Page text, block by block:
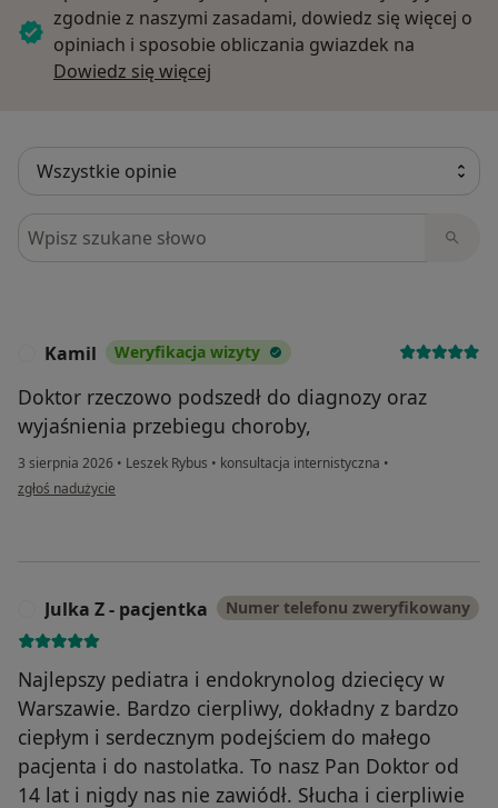
zgodnie z naszymi zasadami, dowiedz się więcej o
opiniach i sposobie obliczania gwiazdek na
Dowiedz się więcej
Szukaj w opiniach
Kamil Weryfikacja wizyty
Doktor rzeczowo podszedł do diagnozy oraz
wyjaśnienia przebiegu choroby,
3 sierpnia 2026 • Leszek Rybus • konsultacja internistyczna •
w opinii użytkownika Kamil
zgłoś nadużycie
Julka Z - pacjentka Numer telefonu zweryfikowany
Najlepszy pediatra i endokrynolog dziecięcy w
Warszawie. Bardzo cierpliwy, dokładny z bardzo
ciepłym i serdecznym podejściem do małego
pacjenta i do nastolatka. To nasz Pan Doktor od
14 lat i nigdy nas nie zawiódł. Słucha i cierpliwie